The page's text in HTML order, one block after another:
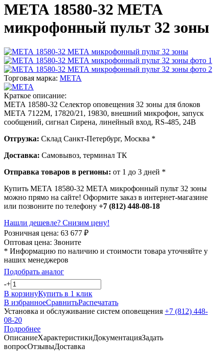
МЕТА 18580-32 МЕТА
микрофонный пульт 32 зоны
Торговая марка: МЕТА
Краткое описание:
МЕТА 18580-32 Селектор оповещения 32 зоны для блоков
МЕТА 7122М, 17820/21, 19830, внешний микрофон, запуск
сообщений, сигнал Сирена, линейный вход, RS-485, 24В
Отгрузка: Склад Санкт-Петербург, Москва *
Доставка: Самовывоз, терминал ТК
Отправка товаров в регионы: от 1 до 3 дней *
Купить МЕТА 18580-32 МЕТА микрофонный пульт 32 зоны
можно прямо на сайте! Оформите заказ в интернет-магазине
или позвоните по телефону +7 (812) 448-08-18
Нашли дешевле? Снизим цену!
Розничная цена: 63 677 ₽
Оптовая цена: Звоните
* Информацию по наличию и стоимости товара уточняйте у
наших менеджеров
Подобрать аналог
-+
В корзинуКупить в 1 клик
В избранноеСравнитьРаспечатать
Установка и обслуживание систем оповещения +7 (812) 448-
08-20
Подробнее
ОписаниеХарактеристикиДокументацияЗадать
вопросОтзывыДоставка